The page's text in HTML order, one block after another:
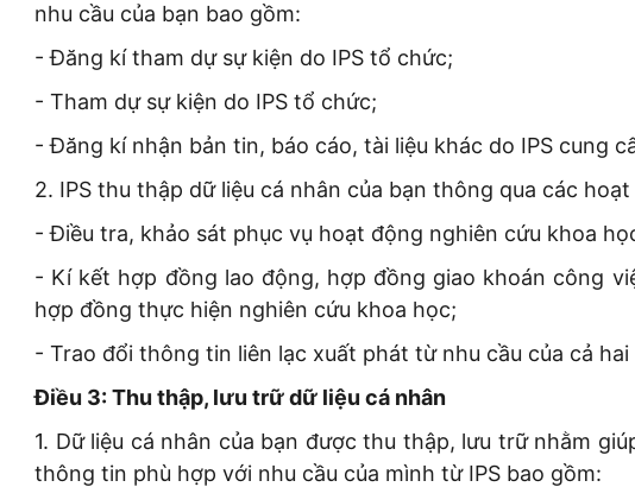
nhu cầu của bạn bao gồm:
- Đăng kí tham dự sự kiện do IPS tổ chức;
- Tham dự sự kiện do IPS tổ chức;
- Đăng kí nhận bản tin, báo cáo, tài liệu khác do IPS cung
2. IPS thu thập dữ liệu cá nhân của bạn thông qua các
- Điều tra, khảo sát phục vụ hoạt động nghiên cứu khoa
- Kí kết hợp đồng lao động, hợp đồng giao khoán công
hợp đồng thực hiện nghiên cứu khoa học;
- Trao đổi thông tin liên lạc xuất phát từ nhu cầu của cả hai
Điều 3: Thu thập, lưu trữ dữ liệu cá nhân
1. Dữ liệu cá nhân của bạn được thu thập, lưu trữ nhằm
thông tin phù hợp với nhu cầu của mình từ IPS bao gồm: